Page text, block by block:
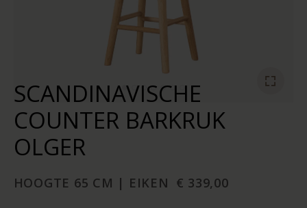
SCANDINAVISCHE
COUNTER BARKRUK
OLGER
HOOGTE 65 CM | EIKEN € 339,00